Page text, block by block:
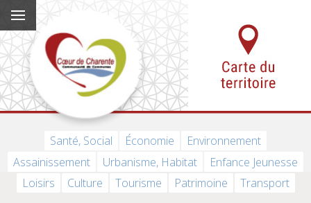
Santé, Social Économie
Environnement
Assainissement
Urbanisme, Habitat
Enfance Jeunesse
Loisirs
Culture Tourisme Patrimoine Transport